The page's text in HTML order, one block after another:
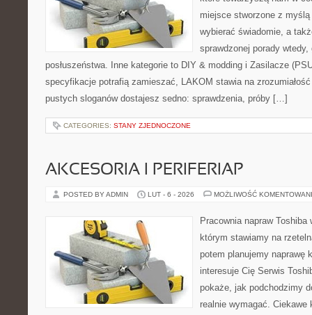
miejsce stworzone z
wybierać świadomie, a
sprawdzonej porady
posłuszeństwa. Inne kategorie to DIY & modding i Zasilacze
specyfikacje potrafią zamieszać, LAKOM stawia na
pustych sloganów dostajesz sedno: sprawdzenia, próby […]
CATEGORIES: STANY ZJEDNOCZONE
AKCESORIA I PERIFERIAP
POSTED BY ADMIN LUT - 6 - 2026 MOŻLIWOŚĆ
Pracownia napraw
którym stawiamy na
potem planujemy naprawę
interesuje Cię Serwis
pokaże, jak podchodzimy
realnie wymagać. Ciekawe